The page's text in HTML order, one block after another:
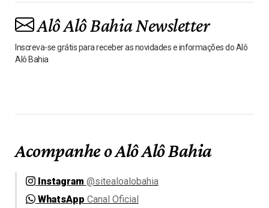
Alô Alô Bahia Newsletter
Inscreva-se grátis para receber as novidades e informações do Alô
Alô Bahia
Acompanhe o Alô Alô Bahia
Instagram @sitealoalobahia
WhatsApp Canal Oficial